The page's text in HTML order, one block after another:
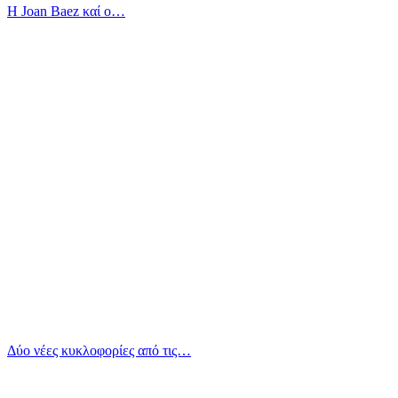
Η Joan Baez καί ο…
Δύο νέες κυκλοφορίες από τις…